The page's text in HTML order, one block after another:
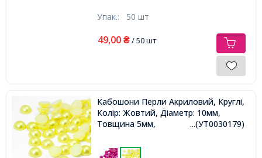
Упак.: 50 шт
49,00 ₴/ 50 шт
Кабошони Перли Акриловий, Круглі,
Колір: Жовтий, Діаметр: 10мм,
Товщина 5мм,
...(УТ0030179)